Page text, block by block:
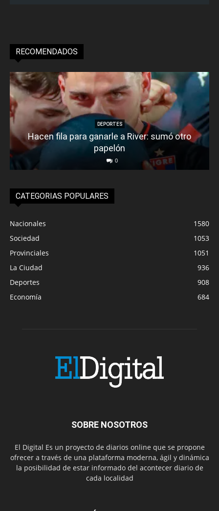
RECOMENDADOS
DEPORTES
Hacen fila para ganarle a River: sumó otro
papelón
0
CATEGORIAS POPULARES
Nacionales
1580
Sociedad
1053
Provinciales
1051
La Ciudad
936
Deportes
908
Economía
684
SOBRE NOSOTROS
El Digital Es un proyecto de diarios online que se propone
ofrecer a través de una plataforma moderna, ágil y dinámica
la posibilidad de estar informado del acontecer diario de
cada localidad